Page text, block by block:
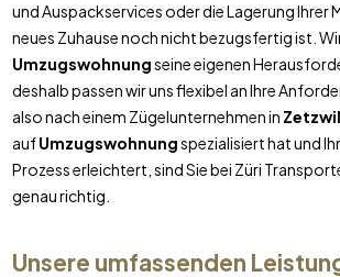
und Auspackservices oder die Lagerung Ihrer
neues Zuhause noch nicht bezugsfertig ist.
Umzugswohnungseine eigenen
deshalb passen wir uns flexibel an Ihre
also nach einem Zügelunternehmen in Zetzwil
aufUmzugswohnungspezialisiert hat und
Prozess erleichtert, sind Sie bei Züri
genau richtig.
Unsere umfassenden